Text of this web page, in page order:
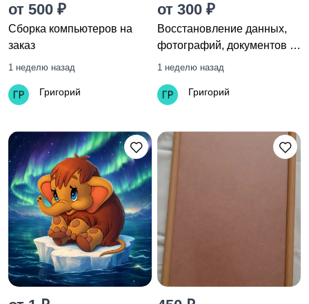
от 500 ₽
Сборка компьютеров на
заказ
1 неделю назад
Григорий
от 300 ₽
Восстановление данных,
фотографий, документов с
любых носителей
1 неделю назад
Григорий